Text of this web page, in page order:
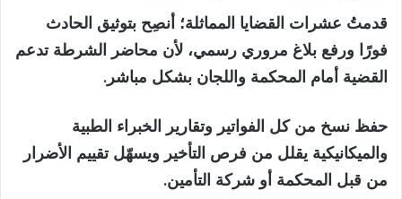
قدمتُ عشرات القضايا المماثلة؛ أنصِح بتوثيق الحادث
فورًا ورفع بلاغ مروري رسمي، لأن محاضر الشرطة تدعم
القضية أمام المحكمة واللجان بشكل مباشر.
حفظ نسخ من كل الفواتير وتقارير الخبراء الطبية
والميكانيكية يقلل من فرص التأخير ويسهّل تقييم الأضرار
من قبل المحكمة أو شركة التأمين.